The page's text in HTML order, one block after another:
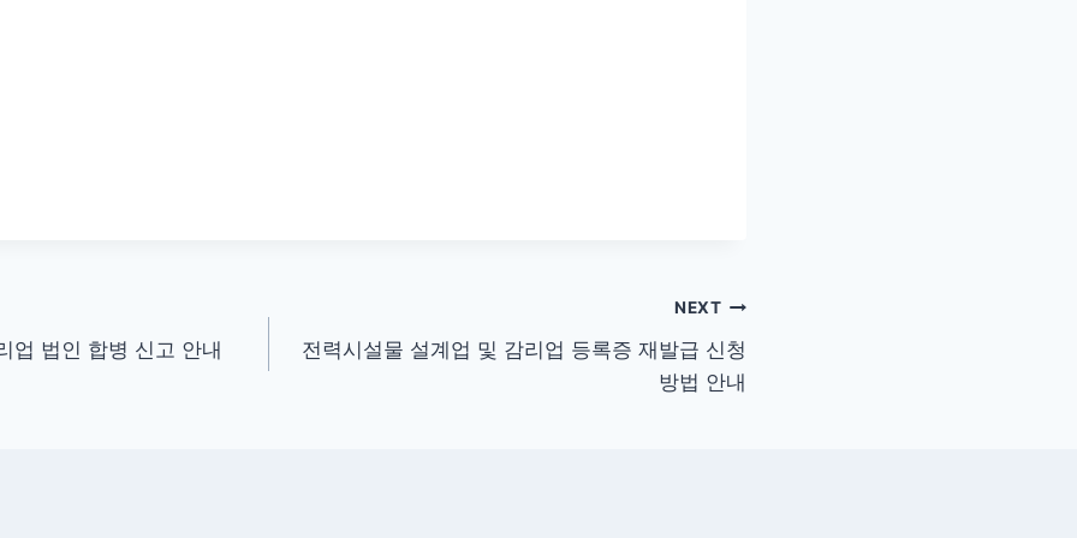
업 법인 합병 신고 안내
NEXT
전력시설물 설계업 및 감리업 등록증 재발급 신청
방법 안내